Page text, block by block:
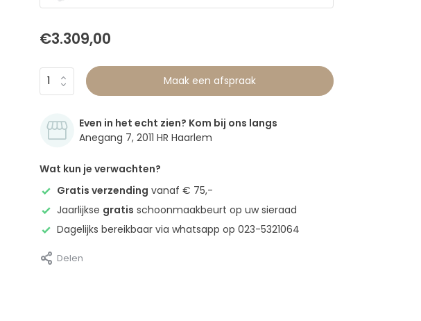
€3.309,00
Maak een afspraak
Even in het echt zien? Kom bij ons langs
Anegang 7, 2011 HR Haarlem
Wat kun je verwachten?
Gratis verzending vanaf € 75,-
Jaarlijkse gratis schoonmaakbeurt op uw sieraad
Dagelijks bereikbaar via whatsapp op 023-5321064
Delen